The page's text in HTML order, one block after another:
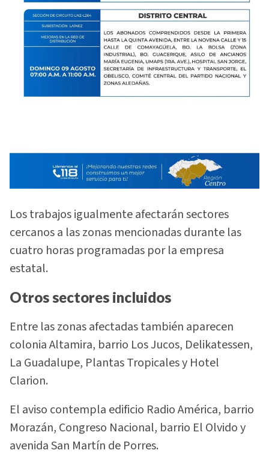
Los trabajos igualmente afectarán sectores
cercanos a las zonas mencionadas durante las
cuatro horas programadas por la empresa
estatal.
Otros sectores incluidos
Entre las zonas afectadas también aparecen
colonia Altamira, barrio Los Jucos, Delikatessen,
La Guadalupe, Plantas Tropicales y Hotel
Clarion.
El aviso contempla edificio Radio América, barrio
Morazán, Congreso Nacional, barrio El Olvido y
avenida San Martín de Porres.